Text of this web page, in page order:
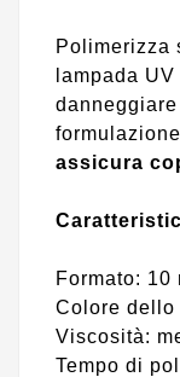
Polimerizza
lampada
assicura
Formato: 10
Colore dello
Viscosità:
Tempo di